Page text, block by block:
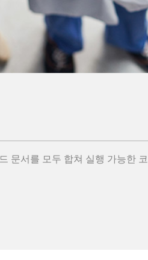
문서를 모두 합쳐 실행 가능한 코